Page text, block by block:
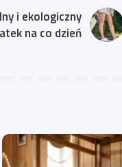
i ekologiczny
na co dzień